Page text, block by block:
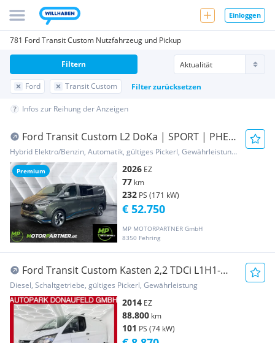
Einloggen
781 Ford Transit Custom Nutzfahrzeug und Pickup
Ford Transit Custom Filter zurücksetzen
Filtern
Infos zur Reihung der Anzeigen
Premium
Ford Transit Custom L2 DoKa | SPORT | PHEV
| auf Lager Transporter / Kastenwagen
Hybrid Elektro/Benzin, Automatik, gültiges Pickerl, Gewährleistung, Garantie
2026 EZ
77 km
232 PS (171 kW)
MP MOTORPARTNER GmbH
8350 Fehring
€ 52.750
Ford Transit Custom Kasten 2,2 TDCi L1H1-
MWST AUSWEI... Transporter / Kastenwagen
Diesel, Schaltgetriebe, gültiges Pickerl, Gewährleistung
2014 EZ
88.800 km
101 PS (74 kW)